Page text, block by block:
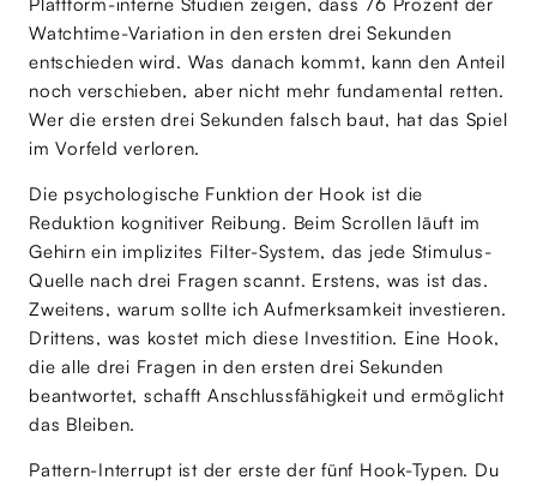
Watchtime-Variation in den ersten drei Sekunden
entschieden wird. Was danach kommt, kann den Anteil
noch verschieben, aber nicht mehr fundamental retten.
Wer die ersten drei Sekunden falsch baut, hat das Spiel
im Vorfeld verloren.
Die psychologische Funktion der Hook ist die
Reduktion kognitiver Reibung. Beim Scrollen läuft im
Gehirn ein implizites Filter-System, das jede Stimulus-
Quelle nach drei Fragen scannt. Erstens, was ist das.
Zweitens, warum sollte ich Aufmerksamkeit investieren.
Drittens, was kostet mich diese Investition. Eine Hook,
die alle drei Fragen in den ersten drei Sekunden
beantwortet, schafft Anschlussfähigkeit und ermöglicht
das Bleiben.
Pattern-Interrupt ist der erste der fünf Hook-Typen. Du